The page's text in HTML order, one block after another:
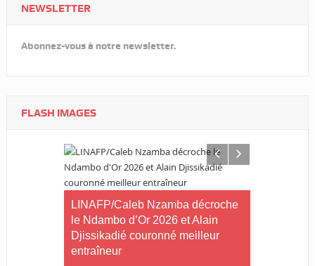
NEWSLETTER
Abonnez-vous à notre newsletter.
FLASH IMAGES
LINAFP/Caleb Nzamba décroche
le Ndambo d’Or 2026 et Alain
Djissikadié couronné meilleur
entraîneur